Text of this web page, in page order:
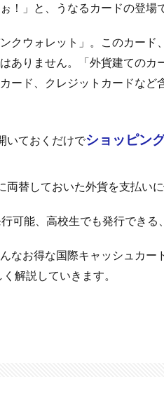
！」と、うなるカードの登場
クウォレット」。このカー
ありません。「外貨建てのカ
ード、クレジットカードな
いておくだけでショッピン
両替しておいた外貨を支払いに
可能、高校生でも発行できる
なお得な国際キャッシュカー
解説していきます。